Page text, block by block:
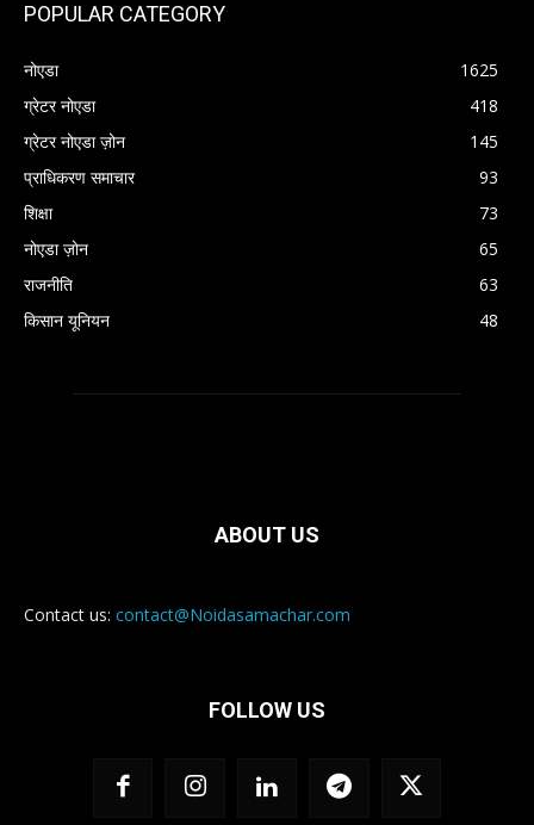
POPULAR CATEGORY
नोएडा
1625
ग्रेटर नोएडा
418
ग्रेटर नोएडा ज़ोन
145
प्राधिकरण समाचार
93
शिक्षा
73
नोएडा ज़ोन
65
राजनीति
63
किसान यूनियन
48
ABOUT US
Contact us: contact@Noidasamachar.com
FOLLOW US